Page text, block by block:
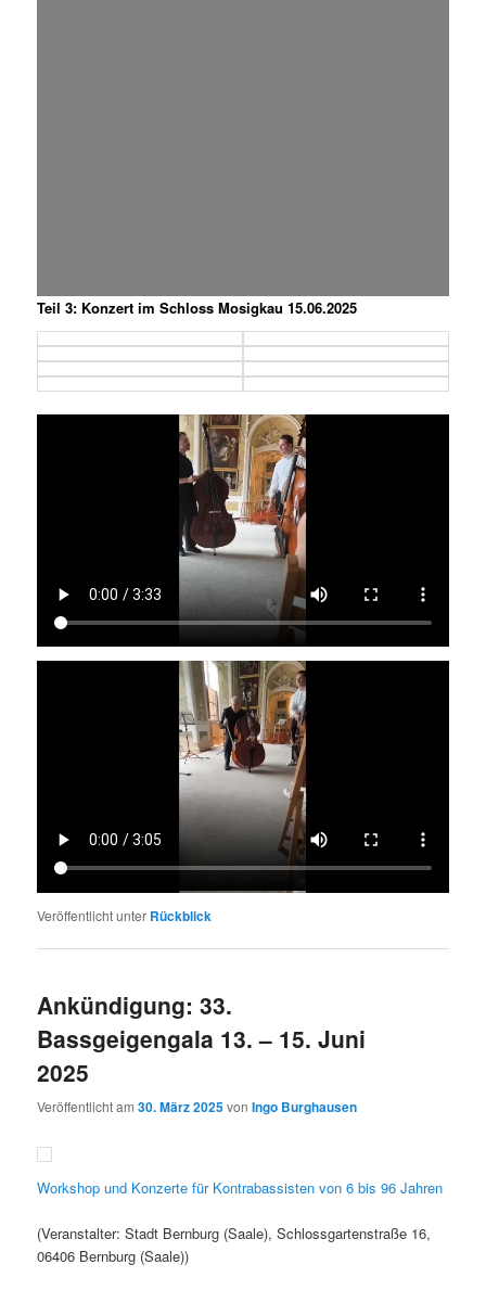
Teil 3: Konzert im Schloss Mosigkau 15.06.2025
Veröffentlicht unter Rückblick
Ankündigung: 33.
Bassgeigengala 13. – 15. Juni
2025
Veröffentlicht am30. März 2025vonIngo Burghausen
Workshop und Konzerte für Kontrabassisten von 6 bis 96 Jahren
(Veranstalter: Stadt Bernburg (Saale), Schlossgartenstraße 16,
06406 Bernburg (Saale))